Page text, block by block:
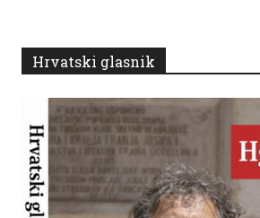
Hrvatski glasnik